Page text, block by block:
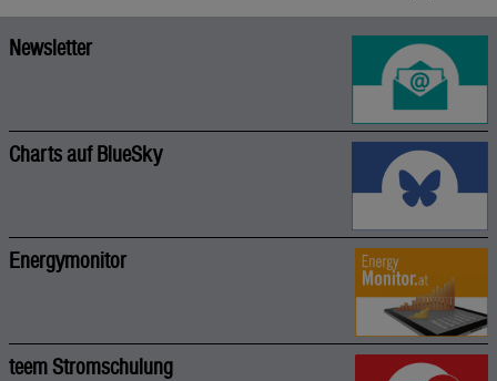
Newsletter
Charts auf BlueSky
Energymonitor
teem Stromschulung